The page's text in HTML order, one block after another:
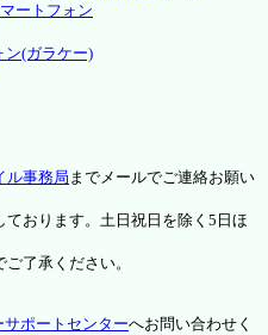
ートフォン
(ガラケー)
ル事務局 までメールでご連絡お願い
おります。土日祝日を除く5日ほ
了承ください。
ポートセンターへお問い合わせく